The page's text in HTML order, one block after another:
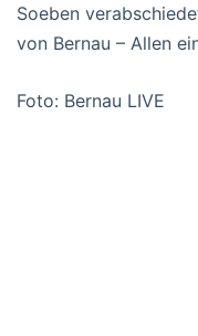
Soeben
von Bernau – Allen
Foto: Bernau LIVE